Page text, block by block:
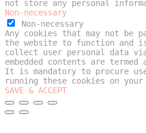
not store any personal
Non-necessary
Non-necessary
Any cookies that may not be
the website to function and
collect user personal data
embedded contents are termed
It is mandatory to procure
running these cookies on your
SAVE & ACCEPT